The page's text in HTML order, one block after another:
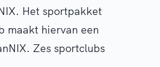
Het sportpakket
maakt hiervan een
Zes sportclubs